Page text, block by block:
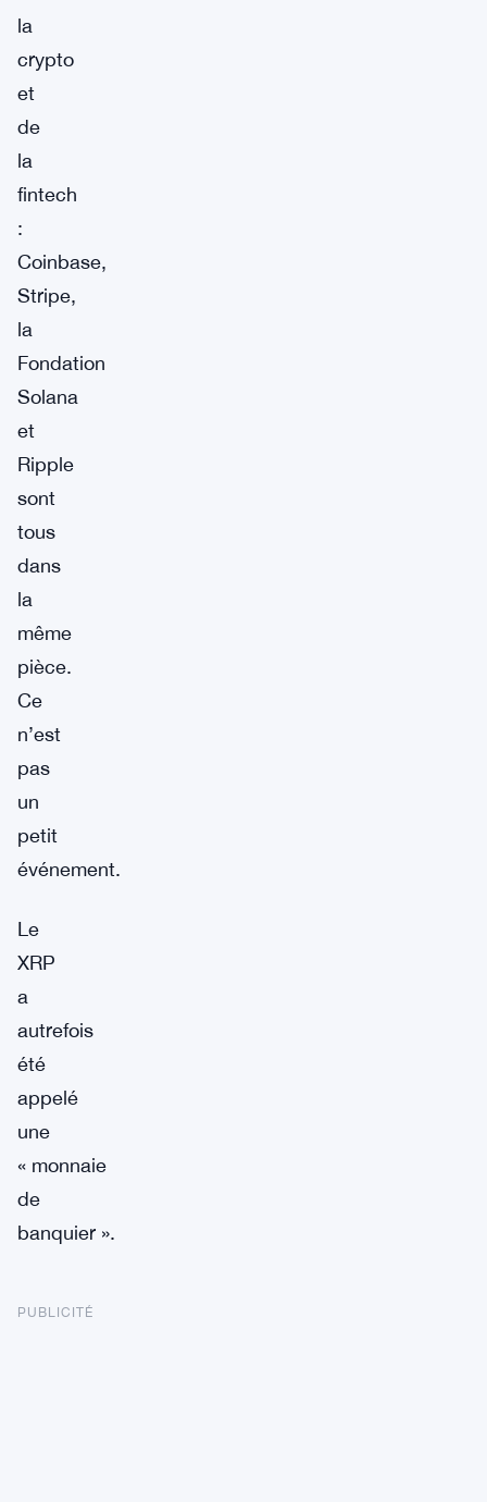
la
crypto
et
de
la
fintech
:
Coinbase,
Stripe,
la
Fondation
Solana
et
Ripple
sont
tous
dans
la
même
pièce.
Ce
n’est
pas
un
petit
événement.
Le
XRP
a
autrefois
été
appelé
une
« monnaie
de
banquier ».
PUBLICITÉ